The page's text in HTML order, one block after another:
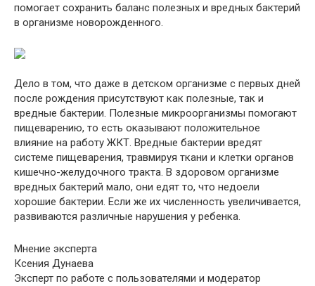
помогает сохранить баланс полезных и вредных бактерий
в организме новорожденного.
Дело в том, что даже в детском организме с первых дней
после рождения присутствуют как полезные, так и
вредные бактерии. Полезные микроорганизмы помогают
пищеварению, то есть оказывают положительное
влияние на работу ЖКТ. Вредные бактерии вредят
системе пищеварения, травмируя ткани и клетки органов
кишечно-желудочного тракта. В здоровом организме
вредных бактерий мало, они едят то, что недоели
хорошие бактерии. Если же их численность увеличивается,
развиваются различные нарушения у ребенка.
Мнение эксперта
Ксения Дунаева
Эксперт по работе с пользователями и модератор